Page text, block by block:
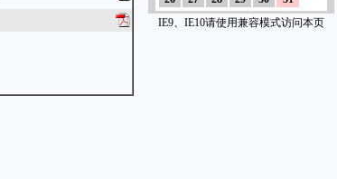
IE9、IE10请使用兼容模式访问本页